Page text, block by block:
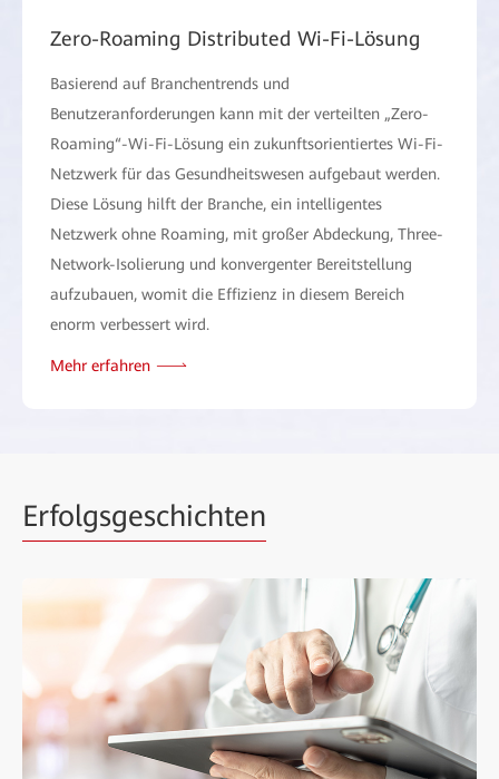
Zero-Roaming Distributed Wi-Fi-Lösung
Basierend auf Branchentrends und
Benutzeranforderungen kann mit der verteilten „Zero-
Roaming“-Wi-Fi-Lösung ein zukunftsorientiertes Wi-Fi-
Netzwerk für das Gesundheitswesen aufgebaut werden.
Diese Lösung hilft der Branche, ein intelligentes
Netzwerk ohne Roaming, mit großer Abdeckung, Three-
Network-Isolierung und konvergenter Bereitstellung
aufzubauen, womit die Effizienz in diesem Bereich
enorm verbessert wird.
Mehr erfahren
Erfolgsgeschichten